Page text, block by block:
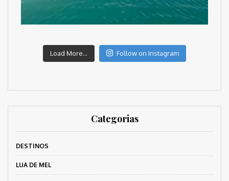
Load More... Follow on Instagram
Categorias
DESTINOS
LUA DE MEL